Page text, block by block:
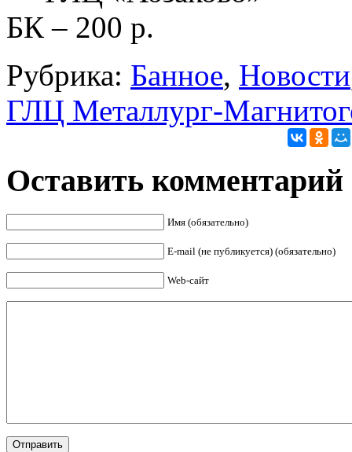
БК – 200 р.
Рубрика: Банное, Новости
ГЛЦ Металлург-
Оставить комментарий
Имя (обязательно)
E-mail (не публикуется) (обязательно)
Web-сайт